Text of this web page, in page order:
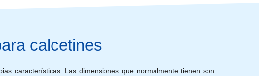
calcetines
características. Las dimensiones que normalmente tienen son